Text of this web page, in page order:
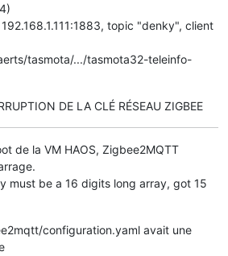
topic "denky", client
tasmota/.../tasmota32-teleinfo-
DE LA CLÉ RÉSEAU ZIGBEE
de la VM HAOS, Zigbee2MQTT
must be a 16 digits long array, got 15
configuration.yaml avait une